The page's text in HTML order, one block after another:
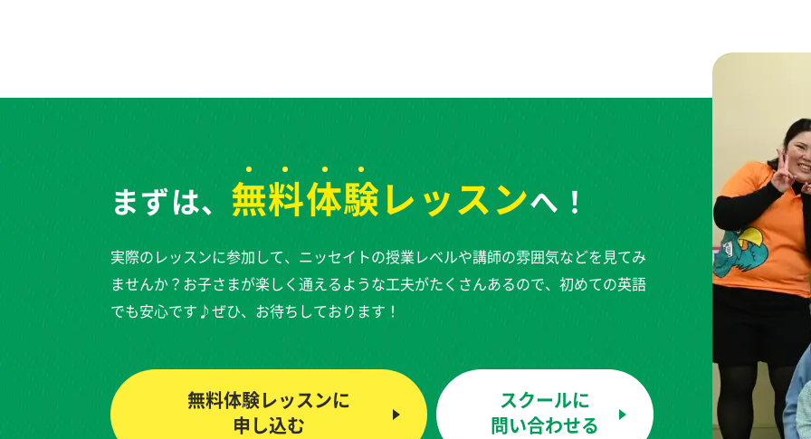
まずは、 無料体験レッスンへ！
実際のレッスンに参加して、ニッセイトの授業レベルや講師の雰囲気などを見てみ
ませんか？お子さまが楽しく通えるような工夫がたくさんあるので、初めての英語
でも安心です♪ぜひ、お待ちしております！
無料体験レッスンに
申し込む
スクールに
問い合わせる